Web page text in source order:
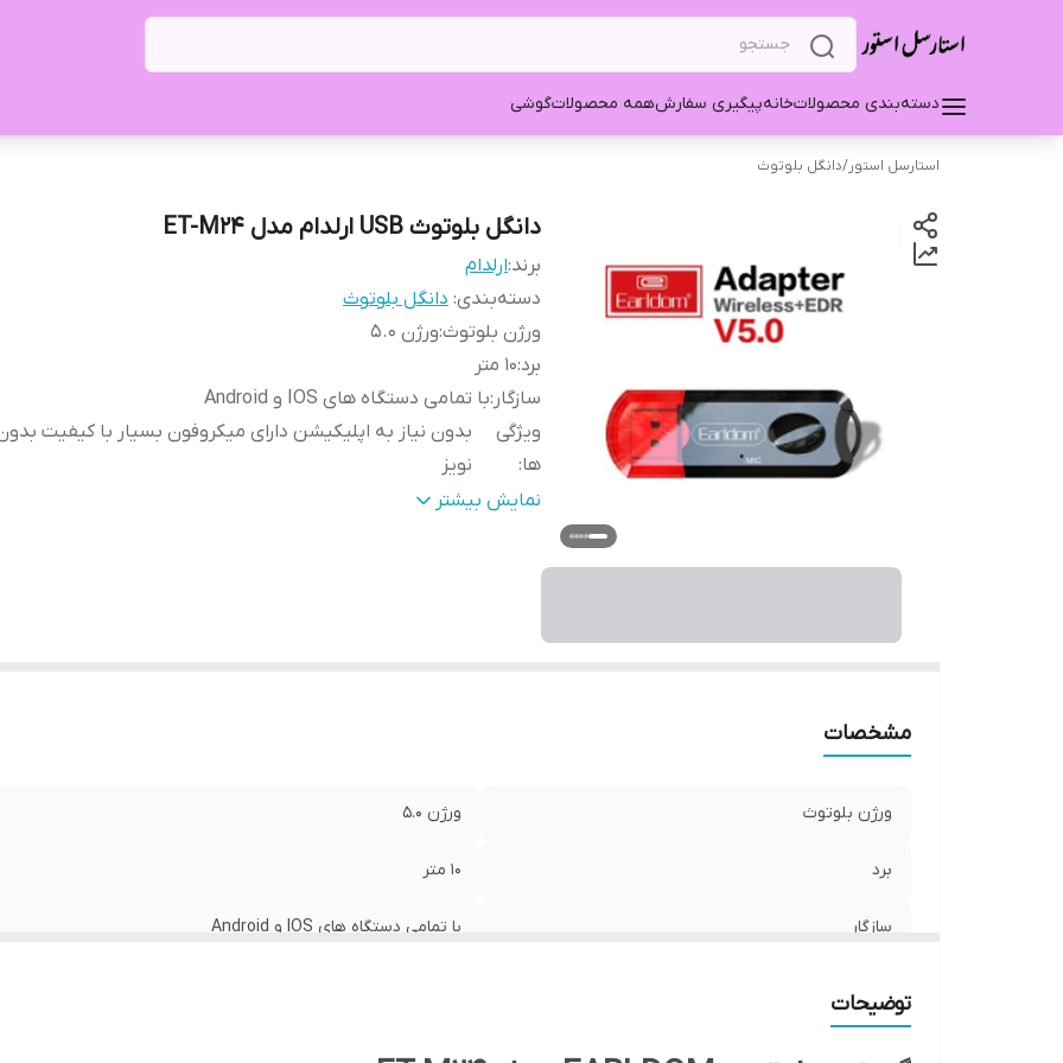
دسته‌بندی محصولاتخانهپیگیری سفارشهمه محصولاتگوشی
استارسل استور/دانگل بلوتوث
دانگل بلوتوث USB ارلدام مدل ET-M24
برند:ارلدام
دسته‌بندی: دانگل بلوتوث
ورژن بلوتوث:ورژن 5.0
برد:10 متر
سازگار :با تمامی دستگاه های IOS و Android
ویژگی
ها:
بدون نیاز به اپلیکیشن دارای میکروفون بسیار با کیفیت
نویز
مدل:EARLDOM ET-M24 صد در صد اورجینال
نمایش بیشتر
مشخصات
ورژن بلوتوث ورژن 5.0
برد 10 متر
سازگار با تمامی دستگاه های IOS و Android
توضیحات